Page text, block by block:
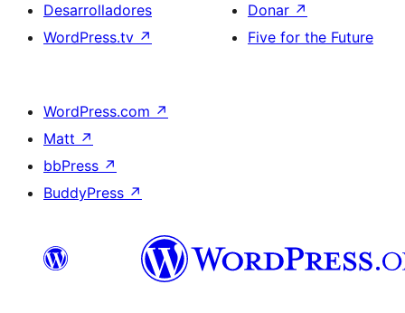
Desarrolladores
WordPress.tv ↗
Donar ↗
Five for the Future
WordPress.com ↗
Matt ↗
bbPress ↗
BuddyPress ↗